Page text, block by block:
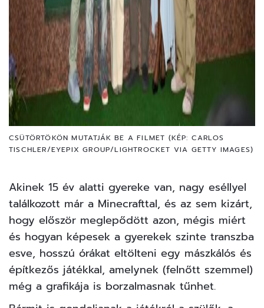
CSÜTÖRTÖKÖN MUTATJÁK BE A FILMET (KÉP: CARLOS
TISCHLER/EYEPIX GROUP/LIGHTROCKET VIA GETTY IMAGES)
Akinek 15 év alatti gyereke van, nagy eséllyel
találkozott már a Minecrafttal, és az sem kizárt,
hogy először meglepődött azon, mégis miért
és hogyan képesek a gyerekek szinte transzba
esve, hosszú órákat eltölteni egy mászkálós és
építkezős játékkal, amelynek (felnőtt szemmel)
még a grafikája is borzalmasnak tűnhet.